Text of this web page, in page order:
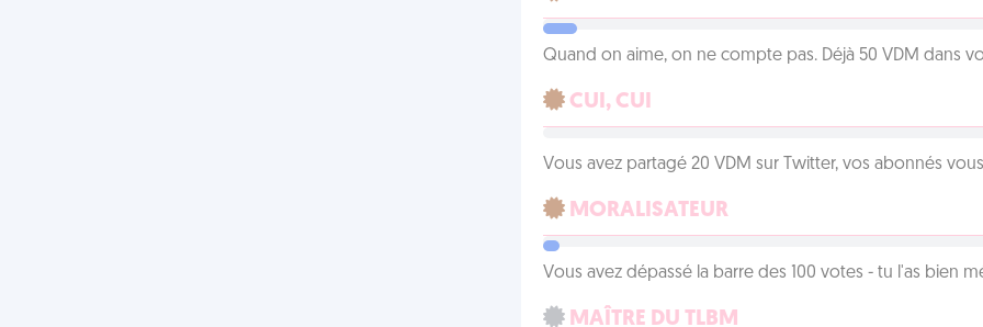
Quand on aime, on ne compte pas. Déjà 50 VDM dans
CUI, CUI
Vous avez partagé 20 VDM sur Twitter, vos abonnés
MORALISATEUR
Vous avez dépassé la barre des 100 votes - tu l'as bien
MAÎTRE DU TLBM